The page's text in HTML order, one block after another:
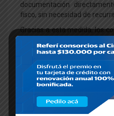
documentación
fisco, sin necesidad de
Gracias a esta medida, los
documentación original
para que un funcionario
certificación en el
enmarca dentro de los
Resoluciones Generales
solicitud de CUIT y la
Administrador de Relaciones.